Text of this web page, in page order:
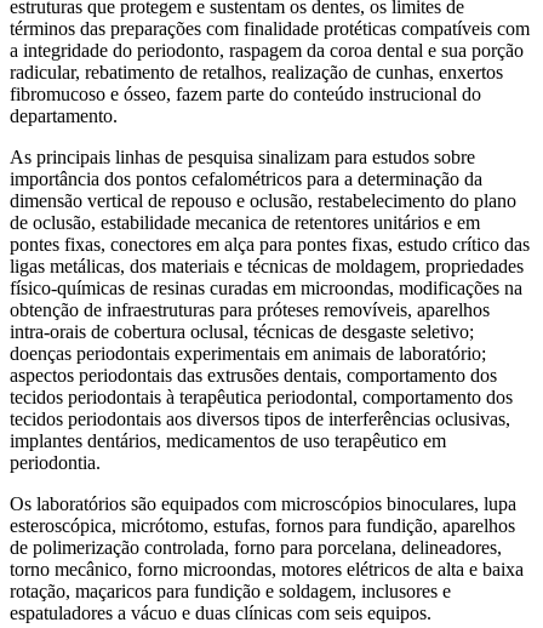
estruturas que protegem e sustentam os dentes, os limites de
términos das preparações com finalidade protéticas compatíveis com
a integridade do periodonto, raspagem da coroa dental e sua porção
radicular, rebatimento de retalhos, realização de cunhas, enxertos
fibromucoso e ósseo, fazem parte do conteúdo instrucional do
departamento.
As principais linhas de pesquisa sinalizam para estudos sobre
importância dos pontos cefalométricos para a determinação da
dimensão vertical de repouso e oclusão, restabelecimento do plano
de oclusão, estabilidade mecanica de retentores unitários e em
pontes fixas, conectores em alça para pontes fixas, estudo crítico das
ligas metálicas, dos materiais e técnicas de moldagem, propriedades
físico-químicas de resinas curadas em microondas, modificações na
obtenção de infraestruturas para próteses removíveis, aparelhos
intra-orais de cobertura oclusal, técnicas de desgaste seletivo;
doenças periodontais experimentais em animais de laboratório;
aspectos periodontais das extrusões dentais, comportamento dos
tecidos periodontais à terapêutica periodontal, comportamento dos
tecidos periodontais aos diversos tipos de interferências oclusivas,
implantes dentários, medicamentos de uso terapêutico em
periodontia.
Os laboratórios são equipados com microscópios binoculares, lupa
esteroscópica, micrótomo, estufas, fornos para fundição, aparelhos
de polimerização controlada, forno para porcelana, delineadores,
torno mecânico, forno microondas, motores elétricos de alta e baixa
rotação, maçaricos para fundição e soldagem, inclusores e
espatuladores a vácuo e duas clínicas com seis equipos.